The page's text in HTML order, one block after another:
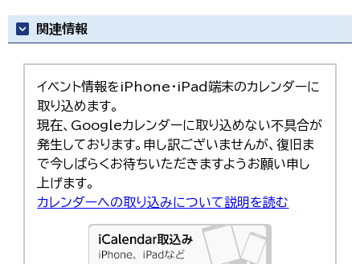
関連情報
イベント情報をiPhone・iPad端末のカレンダーに
取り込めます。
現在、Googleカレンダーに取り込めない不具合が
発生しております。申し訳ございませんが、復旧ま
で今しばらくお待ちいただきますようお願い申し
上げます。
カレンダーへの取り込みについて説明を読む